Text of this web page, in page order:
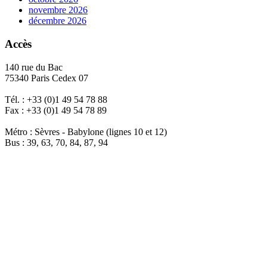
novembre 2026
décembre 2026
Accès
140 rue du Bac
75340 Paris Cedex 07
Tél. : +33 (0)1 49 54 78 88
Fax : +33 (0)1 49 54 78 89
Métro : Sèvres - Babylone (lignes 10 et 12)
Bus : 39, 63, 70, 84, 87, 94